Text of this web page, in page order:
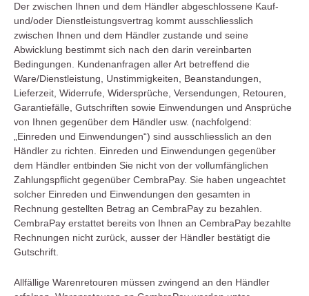
Der zwischen Ihnen und dem Händler abgeschlossene Kauf-
und/oder Dienstleistungsvertrag kommt ausschliesslich
zwischen Ihnen und dem Händler zustande und seine
Abwicklung bestimmt sich nach den darin vereinbarten
Bedingungen. Kundenanfragen aller Art betreffend die
Ware/Dienstleistung, Unstimmigkeiten, Beanstandungen,
Lieferzeit, Widerrufe, Widersprüche, Versendungen, Retouren,
Garantiefälle, Gutschriften sowie Einwendungen und Ansprüche
von Ihnen gegenüber dem Händler usw. (nachfolgend:
„Einreden und Einwendungen“) sind ausschliesslich an den
Händler zu richten. Einreden und Einwendungen gegenüber
dem Händler entbinden Sie nicht von der vollumfänglichen
Zahlungspflicht gegenüber CembraPay. Sie haben ungeachtet
solcher Einreden und Einwendungen den gesamten in
Rechnung gestellten Betrag an CembraPay zu bezahlen.
CembraPay erstattet bereits von Ihnen an CembraPay bezahlte
Rechnungen nicht zurück, ausser der Händler bestätigt die
Gutschrift.
Allfällige Warenretouren müssen zwingend an den Händler